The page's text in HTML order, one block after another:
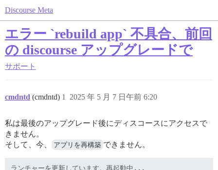
Discourse Meta
エラー `rebuild app` 不具合、前回
の discourse アップグレードで
サポート
cmdntd (cmdntd) 2025 年 5 月 7 日午前 6:20
1
私は最後のアップグレード後にディスコースにアクセスで
きません。
そして、今、
アプリを再構築 できません。
ランチャーを更新しています。再起動中...